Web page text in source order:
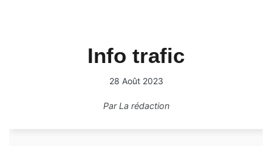
Info trafic
28 Août 2023
ParLa rédaction